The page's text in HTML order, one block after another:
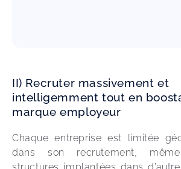
II) Recruter massivement et
intelligemment tout en
marque employeur
Chaque entreprise est limitée
dans son recrutement,